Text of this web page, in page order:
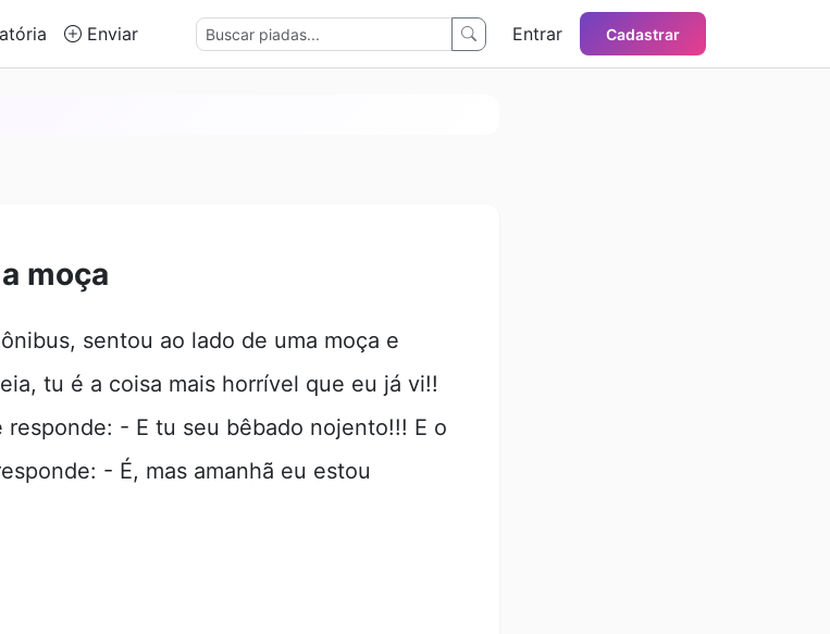
Enviar Entrar Cadastrar
moça
sentou ao lado de uma moça e
tu é a coisa mais horrível que eu já vi!!
responde: - E tu seu bêbado nojento!!! E o
- É, mas amanhã eu estou